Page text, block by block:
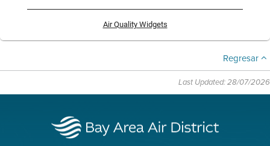
Air Quality Widgets
Regresar
Last Updated: 28/07/2026